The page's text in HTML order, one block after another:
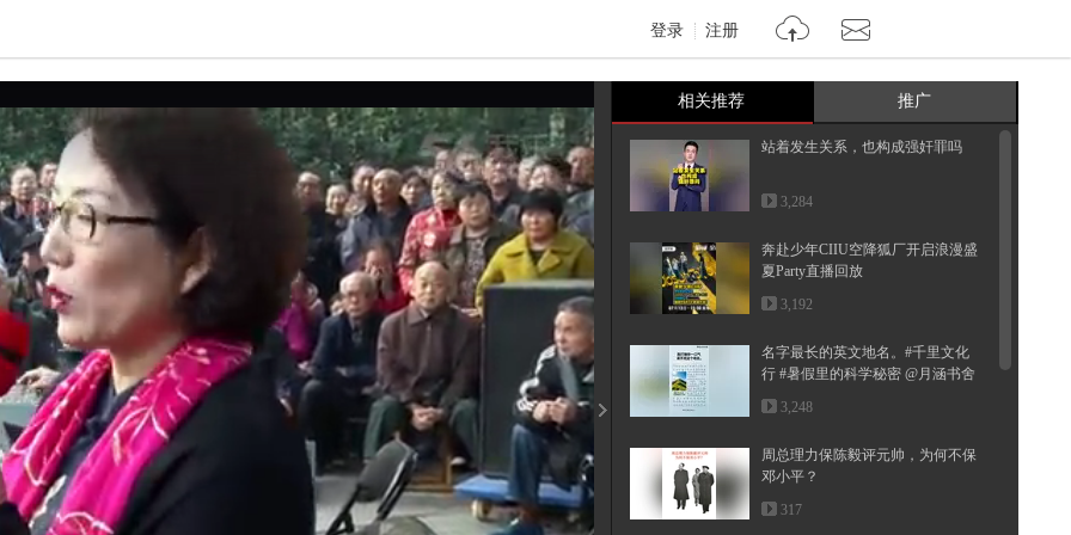
登录 注册
标准
100
相关推荐 推广
站着发生关系，也构成强奸罪吗
3,284
奔赴少年CIIU空降狐厂开启浪漫盛
夏Party直播回放
3,192
名字最长的英文地名。#千里文化
行 #暑假里的科学秘密 @月涵书舍
@...
3,248
周总理力保陈毅评元帅，为何不保
邓小平？
317